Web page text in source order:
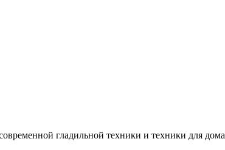
гладильной техники и техники для дома